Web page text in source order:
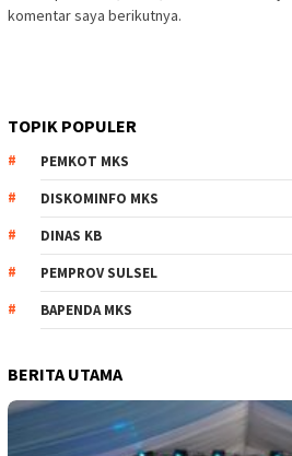
komentar saya berikutnya.
TOPIK POPULER
PEMKOT MKS
DISKOMINFO MKS
DINAS KB
PEMPROV SULSEL
BAPENDA MKS
BERITA UTAMA